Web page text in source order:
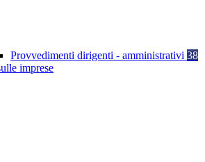
Provvedimenti dirigenti - amministrativi 38
imprese